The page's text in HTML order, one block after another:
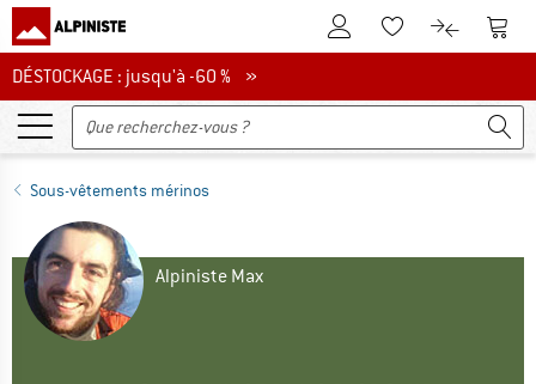
Vers le compte client
Vers la liste
Vers le
DÉSTOCKAGE : jusqu'à -60 %
DÉSTOCKAGE : jusqu'à -60 % »
Sous-vêtements mérinos
Alpiniste Max